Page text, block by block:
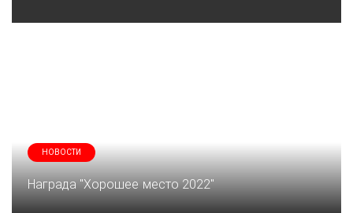
НОВОСТИ
Награда "Хорошее место 2022"